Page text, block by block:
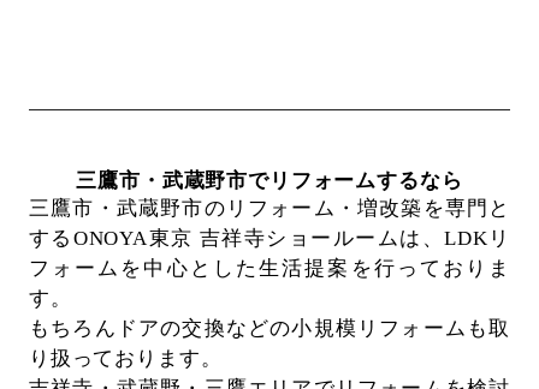
三鷹市・武蔵野市でリフォームするなら
三鷹市・武蔵野市のリフォーム・増改築を専門と
するONOYA東京 吉祥寺ショールームは、LDKリ
フォームを中心とした生活提案を行っておりま
す。
もちろんドアの交換などの小規模リフォームも取
り扱っております。